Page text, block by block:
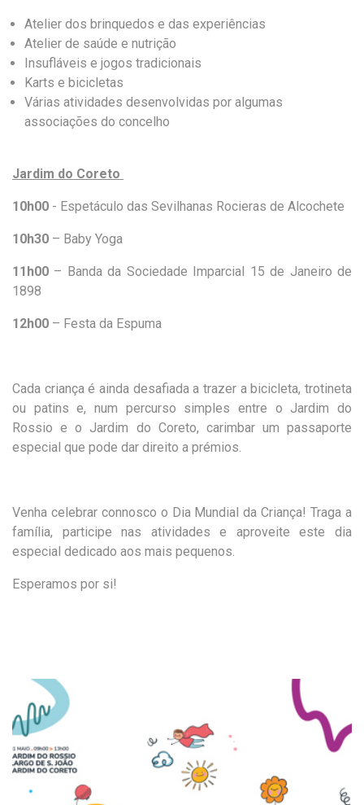
Atelier dos brinquedos e das experiências
Atelier de saúde e nutrição
Insufláveis e jogos tradicionais
Karts e bicicletas
Várias atividades desenvolvidas por algumas
associações do concelho
Jardim do Coreto
10h00 - Espetáculo das Sevilhanas Rocieras de Alcochete
10h30 – Baby Yoga
11h00 – Banda da Sociedade Imparcial 15 de Janeiro de
1898
12h00 – Festa da Espuma
Cada criança é ainda desafiada a trazer a bicicleta, trotineta
ou patins e, num percurso simples entre o Jardim do
Rossio e o Jardim do Coreto, carimbar um passaporte
especial que pode dar direito a prémios.
Venha celebrar connosco o Dia Mundial da Criança! Traga a
família, participe nas atividades e aproveite este dia
especial dedicado aos mais pequenos.
Esperamos por si!